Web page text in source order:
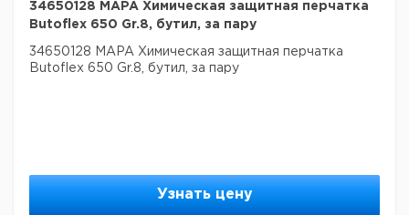
34650128 MAPA Химическая защитная перчатка
Butoflex 650 Gr.8, бутил, за пару
34650128 MAPA Химическая защитная перчатка
Butoflex 650 Gr.8, бутил, за пару
Узнать цену